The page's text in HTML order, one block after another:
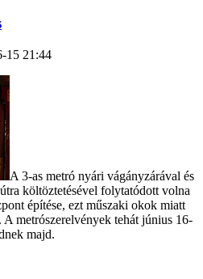
15 21:44
A 3-as metró nyári vágányzárával és
költöztetésével folytatódott volna
építése, ezt műszaki okok miatt
metrószerelvények tehát június 16-
majd.